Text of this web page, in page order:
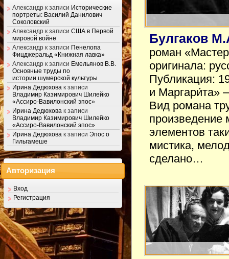
Булгаков
роман
оригинала:
Публикация:
и Маргари́та»
Вид романа
произведение
элементов
мистика,
сделано…
Александр к записи Исторические
портреты: Василий Данилович
Соколовский
Александр к записи США в Первой
мировой войне
Александр к записи Пенелопа
Фицджеральд «Книжная лавка»
Александр к записи Емельянов В.В.
Основные труды по
истории шумерской культуры
Ирина Дедюхова к записи
Владимир Казимирович Шилейко
«Ассиро-Вавилонский эпос»
Ирина Дедюхова к записи
Владимир Казимирович Шилейко
«Ассиро-Вавилонский эпос»
Ирина Дедюхова к записи Эпос о
Гильгамеше
Авторизация
Вход
Регистрация